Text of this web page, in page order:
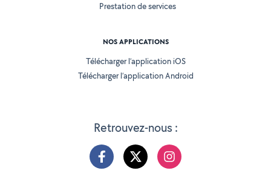
Retrouvez-nous :
Prestation de services
NOS APPLICATIONS
Télécharger l’application iOS
Télécharger l’application Android